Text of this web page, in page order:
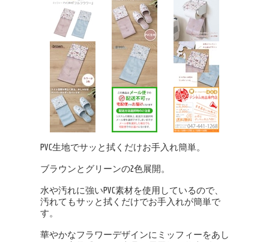
PVC生地でサッと拭くだけお手入れ簡単。
ブラウンとグリーンの2色展開。
水や汚れに強いPVC素材を使用しているので、
汚れてもサッと拭くだけでお手入れが簡単で
す。
華やかなフラワーデザインにミッフィーをあし